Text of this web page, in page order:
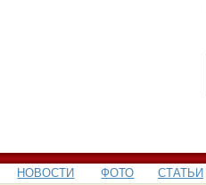
НОВОСТИ ФОТО СТАТЬИ